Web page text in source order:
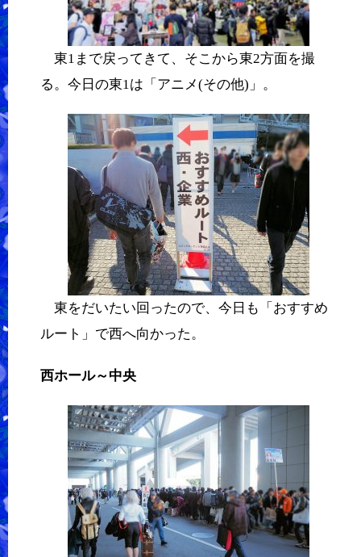
東1まで戻ってきて、そこから東2方面を撮
る。今日の東1は「アニメ(その他)」。
東をだいたい回ったので、今日も「おすすめ
ルート」で西へ向かった。
西ホール～中央